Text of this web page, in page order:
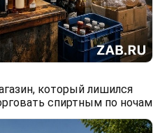
который лишился
спиртным по ночам